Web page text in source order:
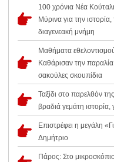
100 χρόνια Νέα
Μύρινα για την
διαγενεακή μνήμη
Μαθήματα
Καθάρισαν την
σακούλες σκουπίδια
Ταξίδι στο παρελθόν
βραδιά γεμάτη ιστορία,
Επιστρέφει η μεγάλη
Δημήτριο
Πάρος: Στο